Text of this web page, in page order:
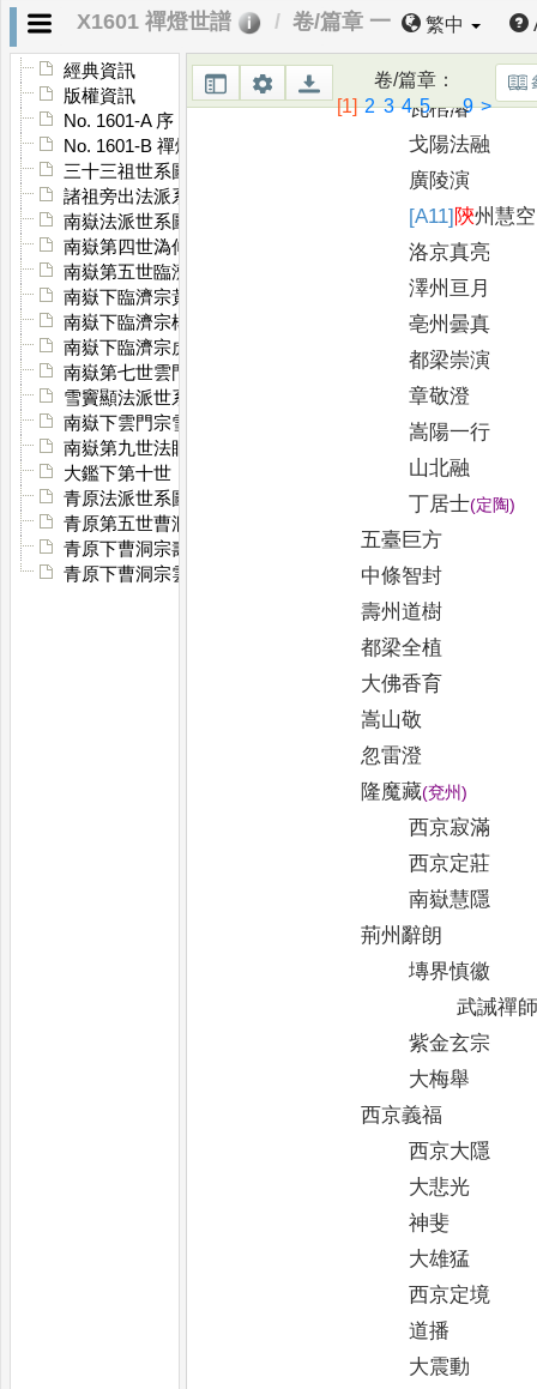
X1601 禪燈世譜 卷/篇章 一 繁中
經典資訊
版權資訊
No. 1601-A 序
No. 1601-B 禪燈世譜後序
三十三祖世系圖
諸祖旁出法派系圖
南嶽法派世系圖
南嶽第四世溈仰宗世系圖
南嶽第五世臨濟宗世系圖
南嶽下臨濟宗黃龍法派世系圖
南嶽下臨濟宗楊岐法派世系圖
南嶽下臨濟宗虎丘法派世系圖
南嶽第七世雲門宗法派世系圖
雪竇顯法派世系圖上
南嶽下雲門宗雪竇顯法派世系圖下
南嶽第九世法眼宗法派世系圖
大鑑下第十世
青原法派世系圖
青原第五世曹洞宗法派世系圖
青原下曹洞宗壽昌經法派世系圖
青原下曹洞宗雲門澄法派世系圖
卷/篇章：
[1] 2 3 4 5...9 >
同德幹
蘇州真亮
瓦棺濬
戈陽法融
廣陵演
[A11]陝州慧空
洛京真亮
澤州亘月
亳州曇真
都梁崇演
章敬澄
嵩陽一行
山北融
丁居士(定陶)
五臺巨方
中條智封
壽州道樹
都梁全植
大佛香育
嵩山敬
忽雷澄
隆魔藏(兗州)
西京寂滿
西京定莊
南嶽慧隱
荊州辭朗
塼界慎徽
武誡禪
紫金玄宗
大梅舉
西京義福
西京大隱
大悲光
神斐
大雄猛
西京定境
道播
大震動